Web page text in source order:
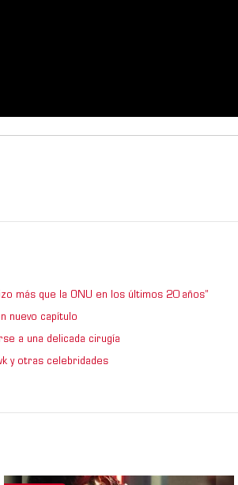
más que la ONU en los últimos 20 años”
nuevo capítulo
a una delicada cirugía
y otras celebridades